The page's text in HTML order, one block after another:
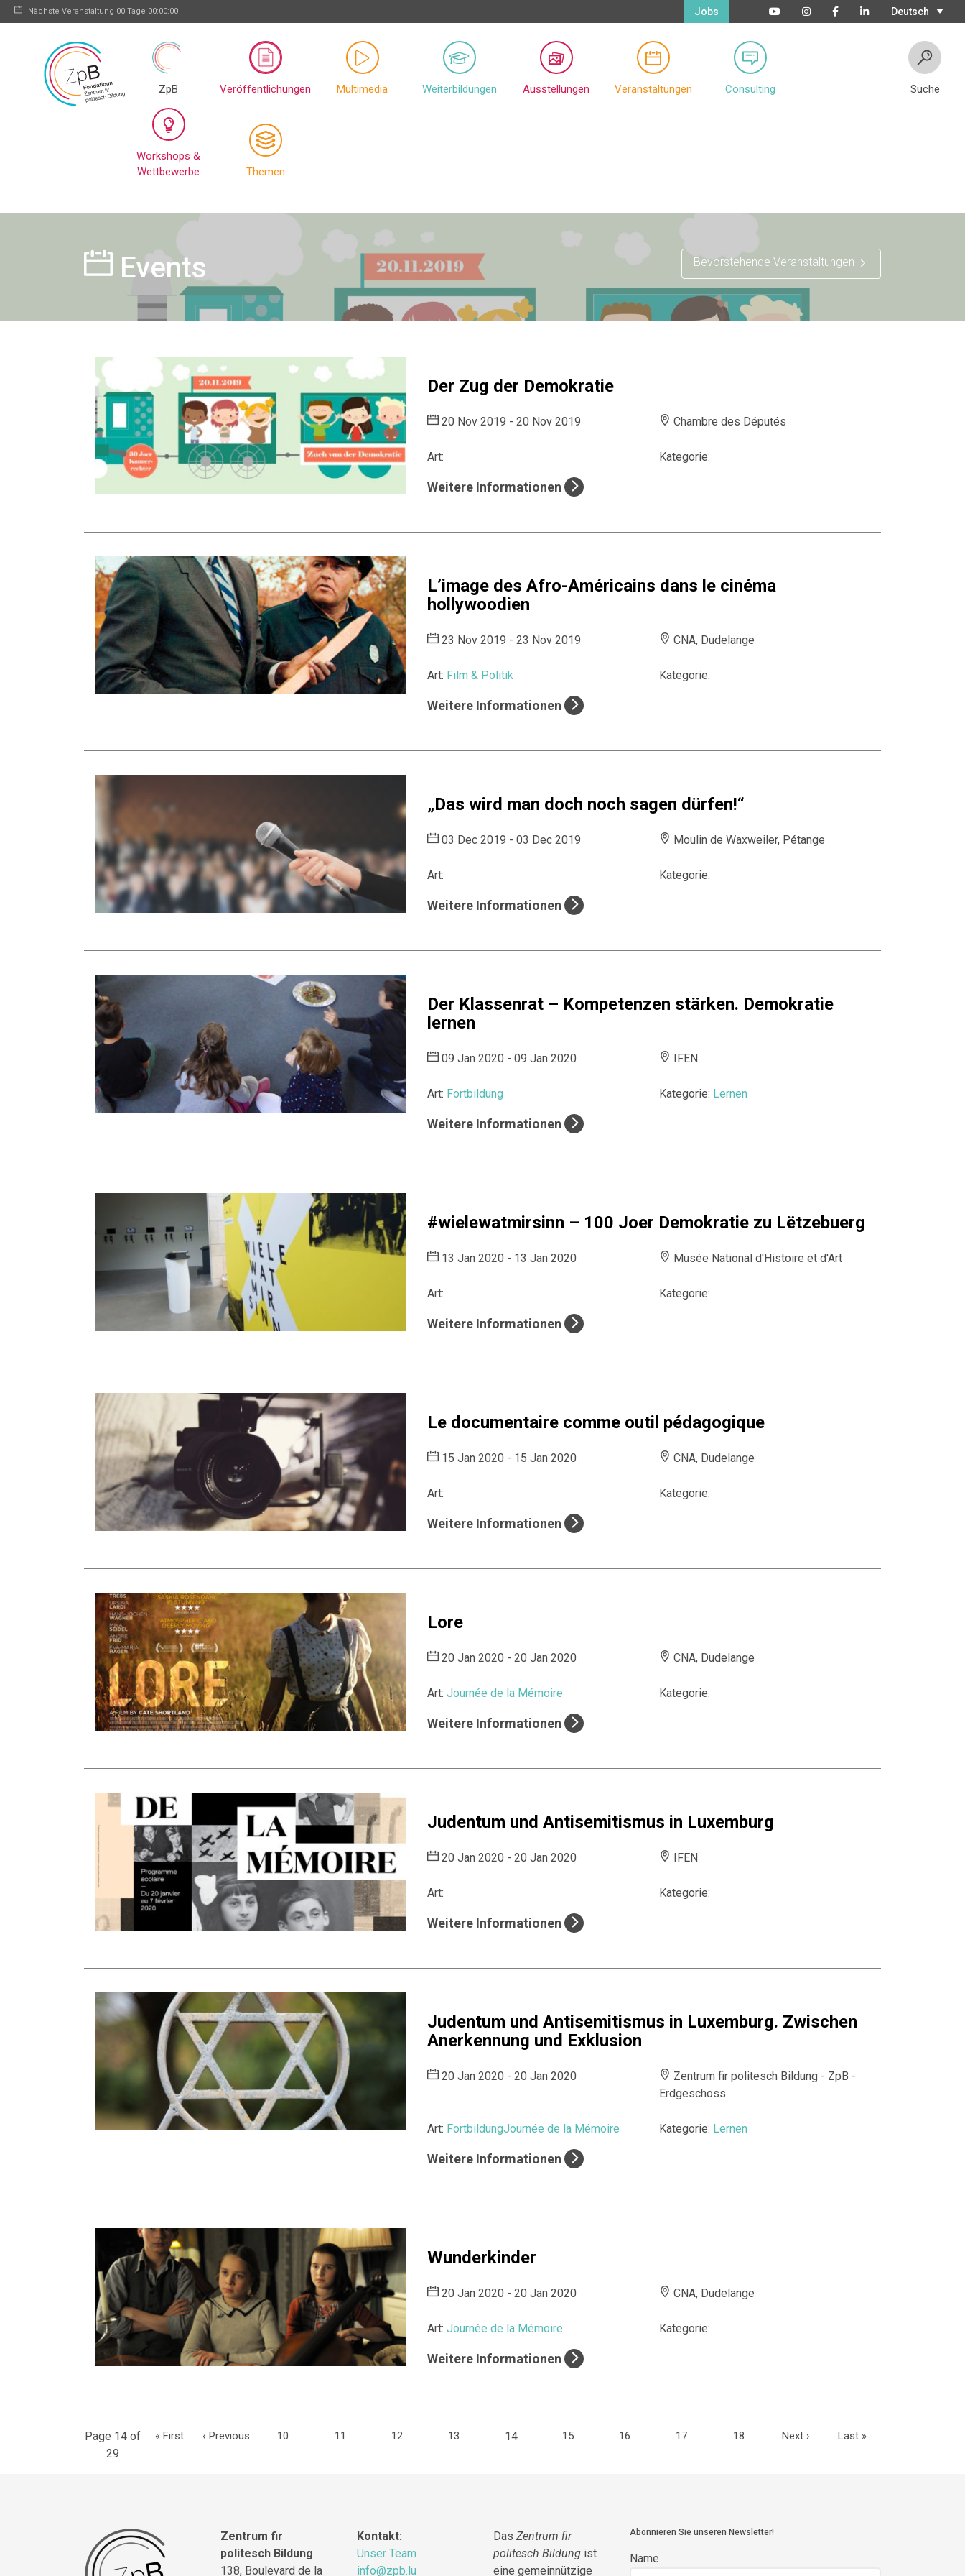
Nächste Veranstaltung 00 Tage 00:00:00 Deutsch
Jobs
ZpB Veröffentlichungen Multimedia Weiterbildungen Ausstellungen Veranstaltungen Consulting
Workshops &
Wettbewerbe
Themen
Suche
Events Bevorstehende Veranstaltungen
Der Zug der Demokratie
20 Nov 2019 - 20 Nov 2019 Chambre des Députés
Art: Kategorie:
Weitere Informationen
L’image des Afro-Américains dans le cinéma
hollywoodien
23 Nov 2019 - 23 Nov 2019 CNA, Dudelange
Art: Film & Politik Kategorie:
Weitere Informationen
„Das wird man doch noch sagen dürfen!“
03 Dec 2019 - 03 Dec 2019 Moulin de Waxweiler, Pétange
Art: Kategorie:
Weitere Informationen
Der Klassenrat – Kompetenzen stärken. Demokratie
lernen
09 Jan 2020 - 09 Jan 2020 IFEN
Art: Fortbildung Kategorie: Lernen
Weitere Informationen
#wielewatmirsinn – 100 Joer Demokratie zu Lëtzebuerg
13 Jan 2020 - 13 Jan 2020 Musée National d'Histoire et d'Art
Art: Kategorie:
Weitere Informationen
Le documentaire comme outil pédagogique
15 Jan 2020 - 15 Jan 2020 CNA, Dudelange
Art: Kategorie:
Weitere Informationen
Lore
20 Jan 2020 - 20 Jan 2020 CNA, Dudelange
Art: Journée de la Mémoire Kategorie:
Weitere Informationen
Judentum und Antisemitismus in Luxemburg
20 Jan 2020 - 20 Jan 2020 IFEN
Art: Kategorie:
Weitere Informationen
Judentum und Antisemitismus in Luxemburg. Zwischen
Anerkennung und Exklusion
20 Jan 2020 - 20 Jan 2020
Zentrum fir politesch Bildung - ZpB -
Erdgeschoss
Art: FortbildungJournée de la Mémoire Kategorie: Lernen
Weitere Informationen
Wunderkinder
20 Jan 2020 - 20 Jan 2020 CNA, Dudelange
Art: Journée de la Mémoire Kategorie:
Weitere Informationen
Page 14 of
29
« First ‹ Previous 10 11 12 13 14(current) 15 16 17 18 Next › Last »
Zentrum fir
politesch Bildung
138, Boulevard de la
Kontakt:
Unser Team
info@zpb.lu
Das Zentrum fir
politesch Bildung ist
eine gemeinnützige
Abonnieren Sie unseren Newsletter!
Name